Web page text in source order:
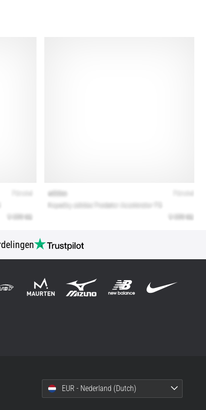
EUR - Nederland (Dutch)